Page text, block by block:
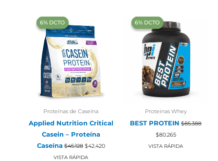
‍6% DCTO‍‍
‍6% DCTO‍‍
Proteínas de Caseína
Applied Nutrition Critical
Casein – Proteína
Caseína $45.128 El
precio
original
$42.420El
precio
VISTA RÁPIDA
‍6% DCTO‍‍
‍6% DCTO‍‍
Proteinas Whey
BEST PROTEIN $85.388
El
precio
original
$80.265El
precio
actual
VISTA RÁPIDA